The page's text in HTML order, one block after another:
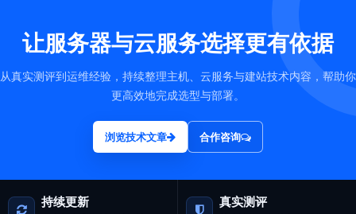
让服务器与云服务选择更有依据
从真实测评到运维经验，持续整理主机、云服务与建站技术内容，帮助你
更高效地完成选型与部署。
浏览技术文章 合作咨询
持续更新 真实测评